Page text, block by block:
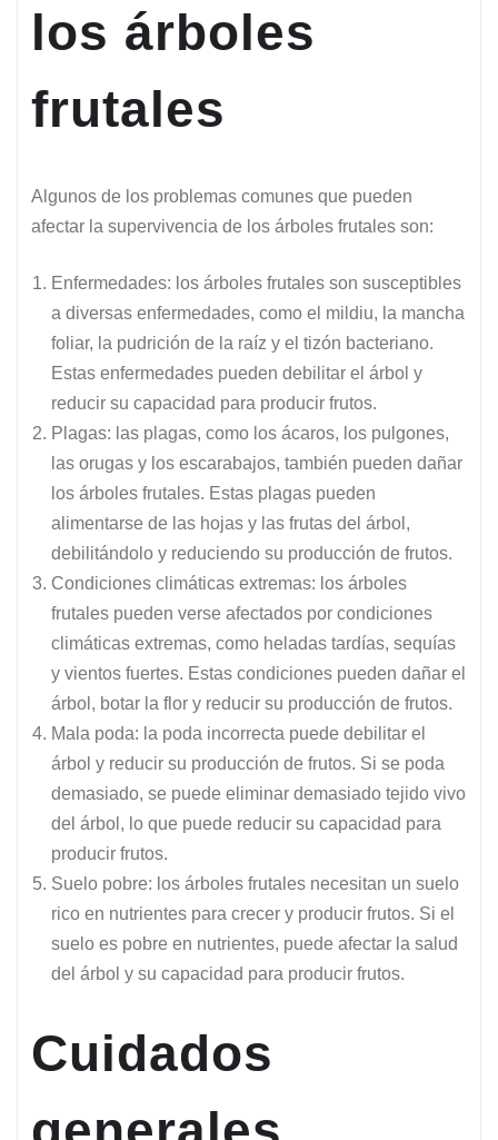
los árboles
frutales
Algunos de los problemas comunes que pueden
afectar la supervivencia de los árboles frutales son:
Enfermedades: los árboles frutales son susceptibles
a diversas enfermedades, como el mildiu, la mancha
foliar, la pudrición de la raíz y el tizón bacteriano.
Estas enfermedades pueden debilitar el árbol y
reducir su capacidad para producir frutos.
Plagas: las plagas, como los ácaros, los pulgones,
las orugas y los escarabajos, también pueden dañar
los árboles frutales. Estas plagas pueden
alimentarse de las hojas y las frutas del árbol,
debilitándolo y reduciendo su producción de frutos.
Condiciones climáticas extremas: los árboles
frutales pueden verse afectados por condiciones
climáticas extremas, como heladas tardías, sequías
y vientos fuertes. Estas condiciones pueden dañar el
árbol, botar la flor y reducir su producción de frutos.
Mala poda: la poda incorrecta puede debilitar el
árbol y reducir su producción de frutos. Si se poda
demasiado, se puede eliminar demasiado tejido vivo
del árbol, lo que puede reducir su capacidad para
producir frutos.
Suelo pobre: los árboles frutales necesitan un suelo
rico en nutrientes para crecer y producir frutos. Si el
suelo es pobre en nutrientes, puede afectar la salud
del árbol y su capacidad para producir frutos.
Cuidados